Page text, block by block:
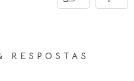
RESPOSTAS